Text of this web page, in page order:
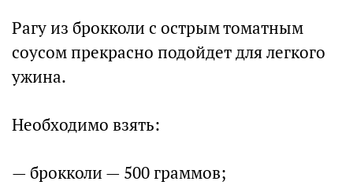
Рагу из брокколи с острым томатным
соусом прекрасно подойдет для легкого
ужина.
Необходимо взять:
— брокколи — 500 граммов;